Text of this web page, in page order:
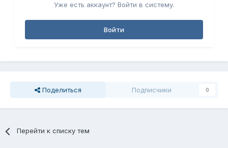
Уже есть аккаунт? Войти в систему.
Войти
Поделиться Подписчики 0
Перейти к списку тем